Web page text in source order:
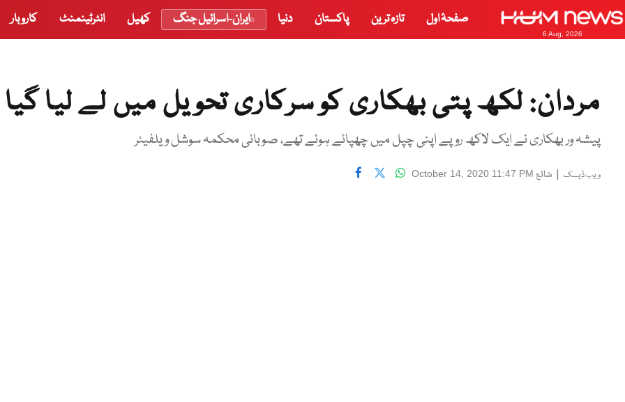
6 Aug, 2026
صفحۂ اول تازہ ترین پاکستان دنیا ایران-اسرائیل جنگ کھیل انٹرٹینمنٹ کاروبار
مردان: لکھ پتی بھکاری کو سرکاری تحویل میں لے لیا گیا
پیشہ ور بھکاری نے ایک لاکھ روپے اپنی چپل میں چھپائے ہوئے تھے، صوبائی محکمہ سوشل ویلفیئر
ویب ڈیسک | شائع October 14, 2020 11:47 PM